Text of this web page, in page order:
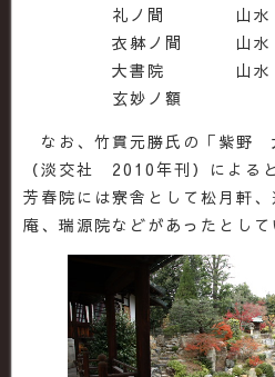
礼ノ間 山水
衣躰ノ間 山
大書院 山水
玄妙ノ額 後
なお、竹貫元勝氏の「紫野
（淡交社 2010年刊）による
芳春院には寮舎として松月軒
庵、瑞源院などがあったとして